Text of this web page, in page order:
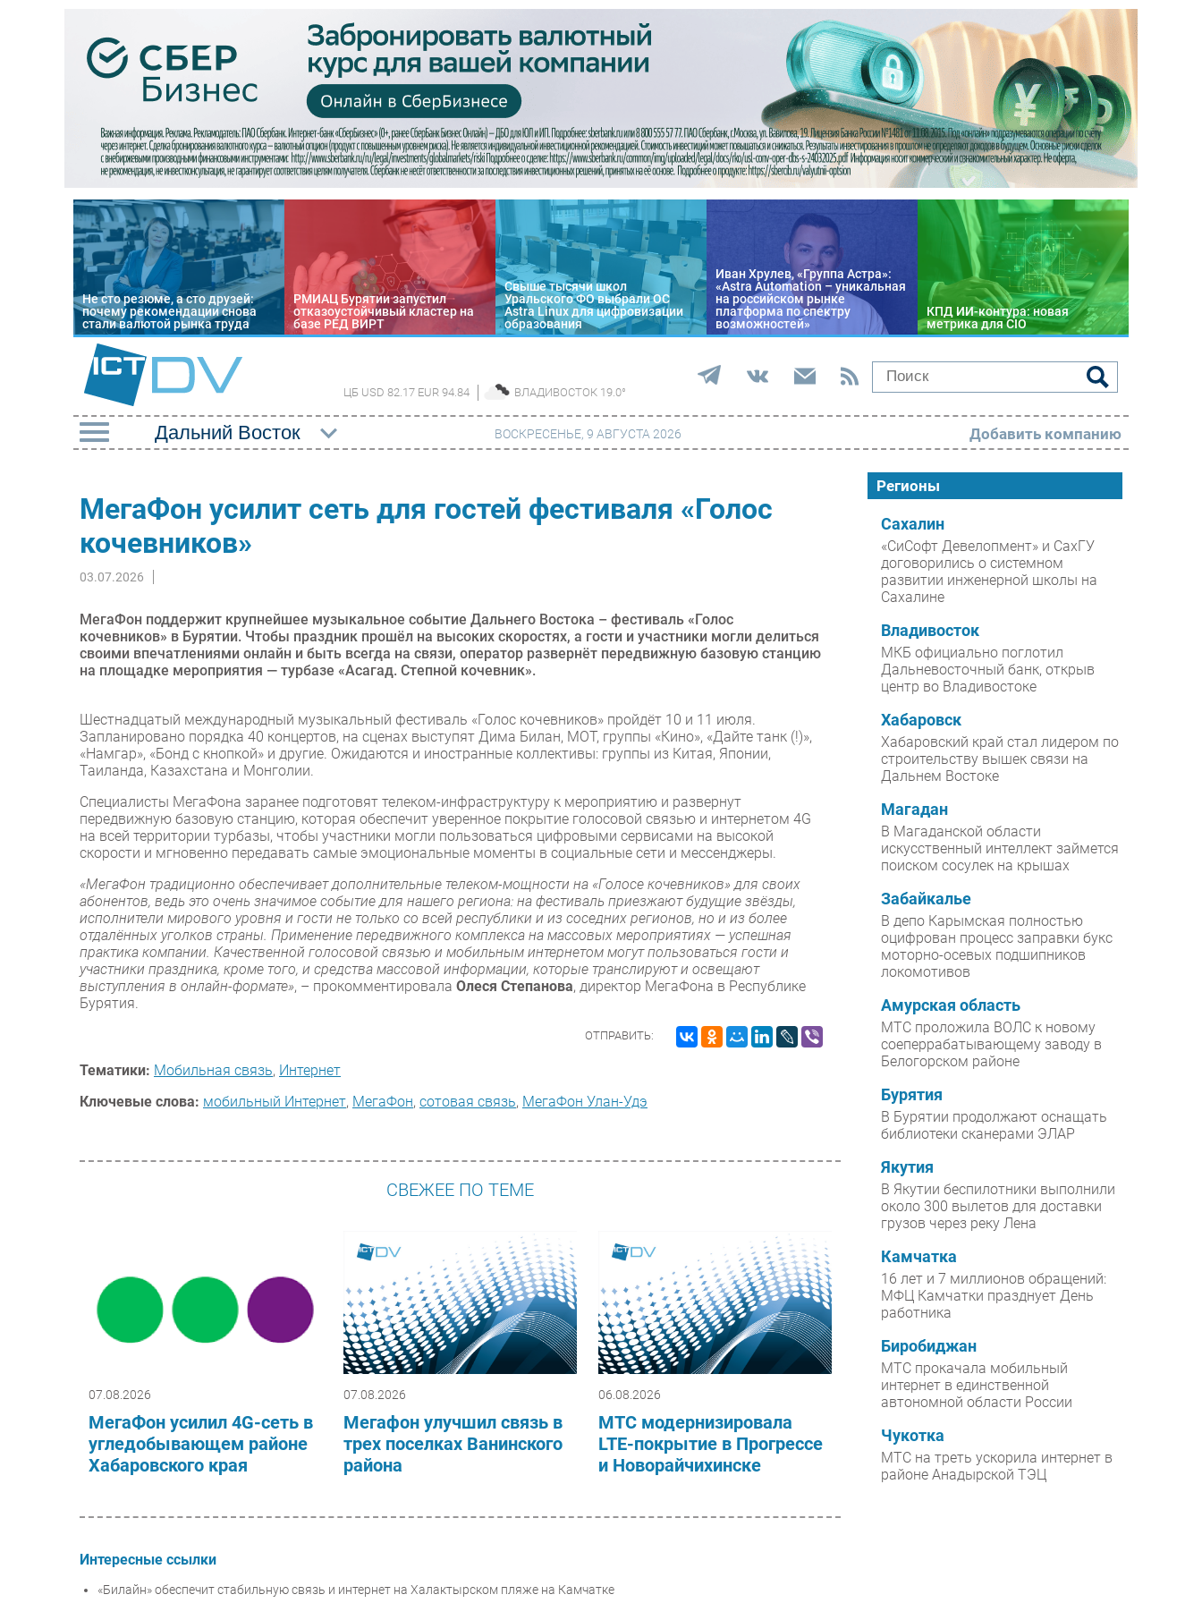
Не сто резюме, а сто друзей:
почему рекомендации снова
стали валютой рынка труда
РМИАЦ Бурятии запустил
отказоустойчивый кластер на
базе РЕД ВИРТ
Свыше тысячи школ
Уральского ФО выбрали ОС
Astra Linux для цифровизации
образования
Иван Хрулев, «Группа Астра»:
«Astra Automation – уникальная
на российском рынке
платформа по спектру
возможностей»
КПД ИИ-контура: новая
метрика для CIO
ЦБ USD 82.17 EUR 94.84 ВЛАДИВОСТОК 19.0°
Импорто­замещение
Автоматизация
Промышленности
Мобильная связь
Фиксированная связь
Рынок ПК
Маркетинг
ПО
Outsourcing
Кадры
Финансы
Инновации
CIO/Управление ИТ
РАЗДЕЛЫ
Новости
Аналитика
Интервью
Проекты
IT класс
Каталог компаний
ВОСКРЕСЕНЬЕ, 9 АВГУСТА 2026 Добавить компанию
МегаФон усилит сеть для гостей фестиваля «Голос
кочевников»
03.07.2026
МегаФон поддержит крупнейшее музыкальное событие Дальнего Востока – фестиваль «Голос
кочевников» в Бурятии. Чтобы праздник прошёл на высоких скоростях, а гости и участники могли делиться
своими впечатлениями онлайн и быть всегда на связи, оператор развернёт передвижную базовую станцию
на площадке мероприятия — турбазе «Асагад. Степной кочевник».
Шестнадцатый международный музыкальный фестиваль «Голос кочевников» пройдёт 10 и 11 июля.
Запланировано порядка 40 концертов, на сценах выступят Дима Билан, МОТ, группы «Кино», «Дайте танк (!)»,
«Намгар», «Бонд с кнопкой» и другие. Ожидаются и иностранные коллективы: группы из Китая, Японии,
Таиланда, Казахстана и Монголии.
Специалисты МегаФона заранее подготовят телеком-инфраструктуру к мероприятию и развернут
передвижную базовую станцию, которая обеспечит уверенное покрытие голосовой связью и интернетом 4G
на всей территории турбазы, чтобы участники могли пользоваться цифровыми сервисами на высокой
скорости и мгновенно передавать самые эмоциональные моменты в социальные сети и мессенджеры.
«МегаФон традиционно обеспечивает дополнительные телеком-мощности на «Голосе кочевников» для своих
абонентов, ведь это очень значимое событие для нашего региона: на фестиваль приезжают будущие звёзды,
исполнители мирового уровня и гости не только со всей республики и из соседних регионов, но и из более
отдалённых уголков страны. Применение передвижного комплекса на массовых мероприятиях — успешная
практика компании. Качественной голосовой связью и мобильным интернетом могут пользоваться гости и
участники праздника, кроме того, и средства массовой информации, которые транслируют и освещают
выступления в онлайн-формате», – прокомментировала Олеся Степанова, директор МегаФона в Республике
Бурятия.
ОТПРАВИТЬ:
Тематики: Мобильная связь, Интернет
Ключевые слова: мобильный Интернет, МегаФон, сотовая связь, МегаФон Улан-Удэ
СВЕЖЕЕ ПО ТЕМЕ
07.08.2026
МегаФон усилил 4G-сеть в
угледобывающем районе
Хабаровского края
07.08.2026
Мегафон улучшил связь в
трех поселках Ванинского
района
06.08.2026
МТС модернизировала
LTE-покрытие в Прогрессе
и Новорайчихинске
Интересные ссылки
«Билайн» обеспечит стабильную связь и интернет на Халактырском пляже на Камчатке
Регионы
Сахалин
«СиСофт Девелопмент» и СахГУ
договорились о системном
развитии инженерной школы на
Сахалине
Владивосток
МКБ официально поглотил
Дальневосточный банк, открыв
центр во Владивостоке
Хабаровск
Хабаровский край стал лидером по
строительству вышек связи на
Дальнем Востоке
Магадан
В Магаданской области
искусственный интеллект займется
поиском сосулек на крышах
Забайкалье
В депо Карымская полностью
оцифрован процесс заправки букс
моторно-осевых подшипников
локомотивов
Амурская область
МТС проложила ВОЛС к новому
соеперрабатывающему заводу в
Белогорском районе
Бурятия
В Бурятии продолжают оснащать
библиотеки сканерами ЭЛАР
Якутия
В Якутии беспилотники выполнили
около 300 вылетов для доставки
грузов через реку Лена
Камчатка
16 лет и 7 миллионов обращений:
МФЦ Камчатки празднует День
работника
Биробиджан
МТС прокачала мобильный
интернет в единственной
автономной области России
Чукотка
МТС на треть ускорила интернет в
районе Анадырской ТЭЦ